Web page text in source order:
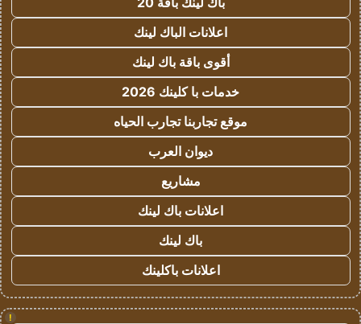
اعلانات الباك لينك
أقوى باقة باك لينك
خدمات با كلينك 2026
موقع تجاربنا تجارب الحياه
ديوان العرب
مشاريع
اعلانات باك لينك
باك لينك
اعلانات باكلينك
!